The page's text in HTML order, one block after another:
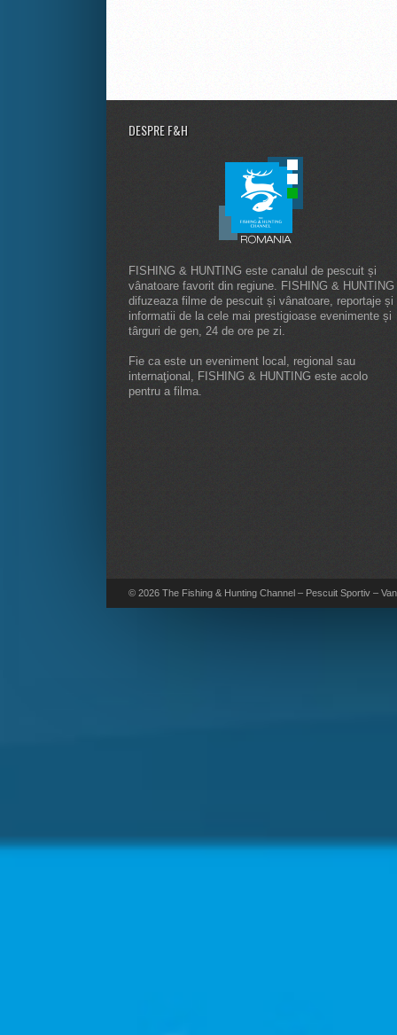
DESPRE F&H
FISHING & HUNTING este canalul de pescuit și
vânatoare favorit din regiune. FISHING & HUNTING
difuzeaza filme de pescuit și vânatoare, reportaje și
informatii de la cele mai prestigioase evenimente și
târguri de gen, 24 de ore pe zi.
Fie ca este un eveniment local, regional sau
internaţional, FISHING & HUNTING este acolo
pentru a filma.
© 2026 The Fishing & Hunting Channel – Pescuit Sportiv –